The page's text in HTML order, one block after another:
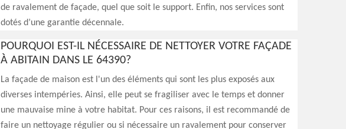
de ravalement de façade, quel que soit le support. Enfin, nos services sont
dotés d’une garantie décennale.
POURQUOI EST-IL NÉCESSAIRE DE NETTOYER VOTRE FAÇADE
À ABITAIN DANS LE 64390?
La façade de maison est l'un des éléments qui sont les plus exposés aux
diverses intempéries. Ainsi, elle peut se fragiliser avec le temps et donner
une mauvaise mine à votre habitat. Pour ces raisons, il est recommandé de
faire un nettoyage régulier ou si nécessaire un ravalement pour conserver